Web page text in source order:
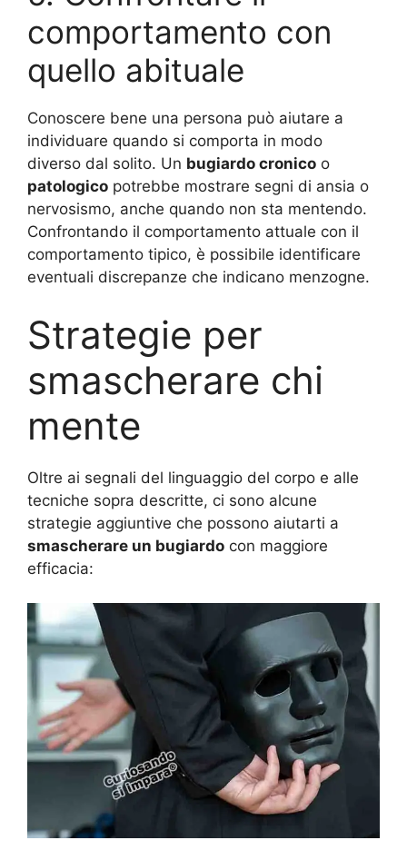
comportamento con
quello abituale
Conoscere bene una persona può aiutare a
individuare quando si comporta in modo
diverso dal solito. Un bugiardo cronico o
patologico potrebbe mostrare segni di ansia o
nervosismo, anche quando non sta mentendo.
Confrontando il comportamento attuale con il
comportamento tipico, è possibile identificare
eventuali discrepanze che indicano menzogne.
Strategie per
smascherare chi
mente
Oltre ai segnali del linguaggio del corpo e alle
tecniche sopra descritte, ci sono alcune
strategie aggiuntive che possono aiutarti a
smascherare un bugiardo con maggiore
efficacia: